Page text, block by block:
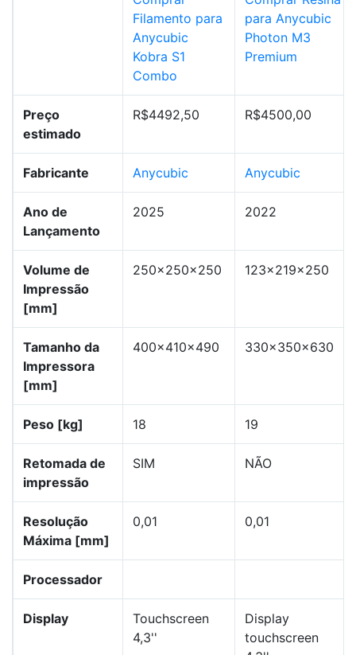
Filamento para
Anycubic
Kobra S1
Combo
para Anycubic
Photon M3
Premium
Preço
estimado
R$4492,50 R$4500,00
Fabricante Anycubic Anycubic
Ano de
Lançamento
2025 2022
Volume de
Impressão
[mm]
250x250x250 123x219x250
Tamanho da
Impressora
[mm]
400x410x490 330x350x630
Peso [kg] 18 19
Retomada de
impressão
SIM NÃO
Resolução
Máxima [mm]
0,01 0,01
Processador
Display
Touchscreen
4,3''
Display
touchscreen